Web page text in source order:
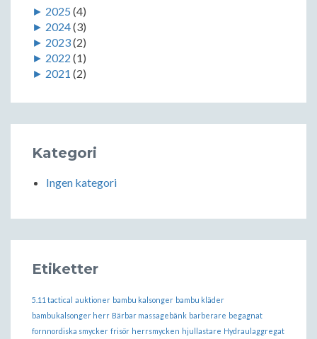
► 2025 (4)
► 2024(3)
► 2023(2)
► 2022 (1)
► 2021 (2)
Kategori
Ingen kategori
Etiketter
5.11 tactical auktioner bambu kalsonger bambu kläder
bambukalsonger herr Bärbar massagebänk barberare begagnat
fornnordiska smycker frisör herrsmycken hjullastare Hydraulaggregat